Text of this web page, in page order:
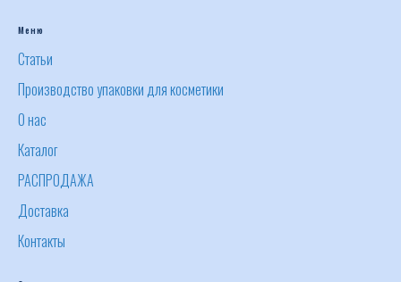
Меню
Статьи
Производство упаковки для косметики
О нас
Каталог
РАСПРОДАЖА
Доставка
Контакты